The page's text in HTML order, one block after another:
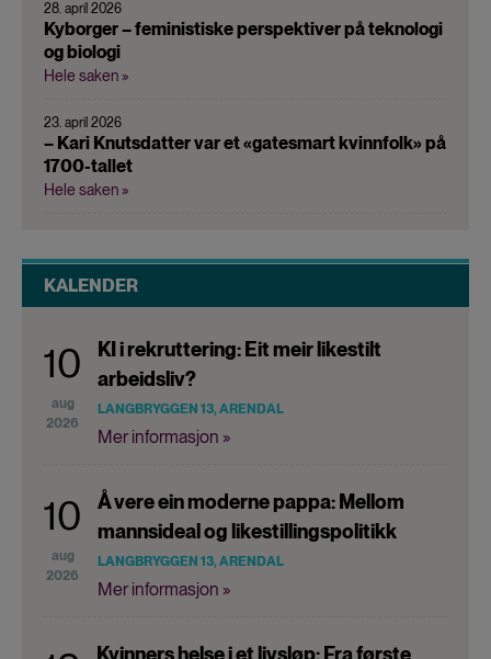
28. april 2026
Kyborger – feministiske perspektiver på teknologi
og biologi
Hele saken »
23. april 2026
– Kari Knutsdatter var et «gatesmart kvinnfolk» på
1700-tallet
Hele saken »
KALENDER
10
aug
2026
KI i rekruttering: Eit meir likestilt
arbeidsliv?
LANGBRYGGEN 13, ARENDAL
Mer informasjon »
10
aug
2026
Å vere ein moderne pappa: Mellom
mannsideal og likestillingspolitikk
LANGBRYGGEN 13, ARENDAL
Mer informasjon »
Kvinners helse i et livsløp: Fra første